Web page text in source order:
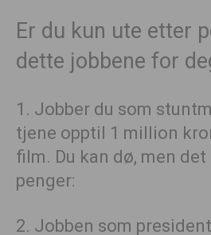
Er du kun ute etter
dette jobbene for
1. Jobber du som
tjene opptil 1 million
film. Du kan dø, men det
penger:
2. Jobben som